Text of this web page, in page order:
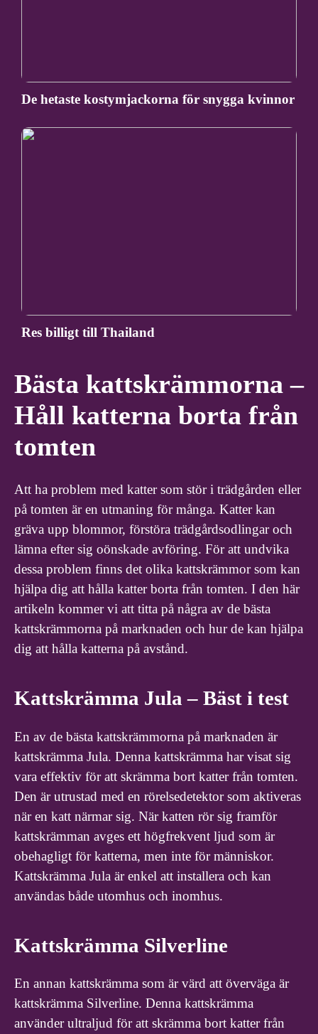
De hetaste kostymjackorna för snygga kvinnor
Res billigt till Thailand
Bästa kattskrämmorna –
Håll katterna borta från
tomten
Att ha problem med katter som stör i trädgården eller
på tomten är en utmaning för många. Katter kan
gräva upp blommor, förstöra trädgårdsodlingar och
lämna efter sig oönskade avföring. För att undvika
dessa problem finns det olika kattskrämmor som kan
hjälpa dig att hålla katter borta från tomten. I den här
artikeln kommer vi att titta på några av de bästa
kattskrämmorna på marknaden och hur de kan hjälpa
dig att hålla katterna på avstånd.
Kattskrämma Jula – Bäst i test
En av de bästa kattskrämmorna på marknaden är
kattskrämma Jula. Denna kattskrämma har visat sig
vara effektiv för att skrämma bort katter från tomten.
Den är utrustad med en rörelsedetektor som aktiveras
när en katt närmar sig. När katten rör sig framför
kattskrämman avges ett högfrekvent ljud som är
obehagligt för katterna, men inte för människor.
Kattskrämma Jula är enkel att installera och kan
användas både utomhus och inomhus.
Kattskrämma Silverline
En annan kattskrämma som är värd att överväga är
kattskrämma Silverline. Denna kattskrämma
använder ultraljud för att skrämma bort katter från